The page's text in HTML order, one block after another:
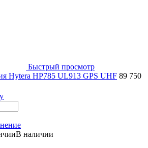
Быстрый просмотр
Hytera HP785 UL913 GPS UHF 89 750
В наличии